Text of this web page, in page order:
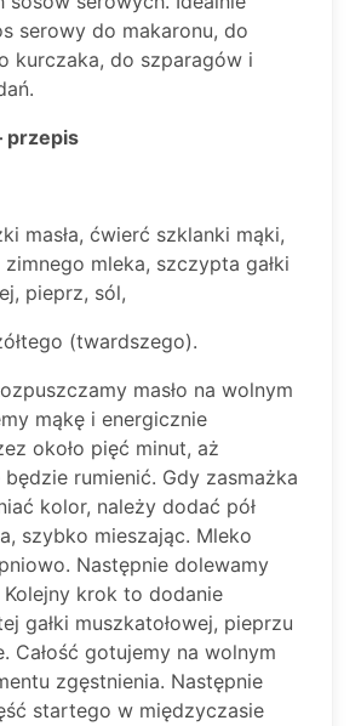
serowy do makaronu, do
kurczaka, do szparagów i
przepis
masła, ćwierć szklanki mąki,
mleka, szczypta gałki
pieprz, sól,
(twardszego).
masło na wolnym
mąkę i energicznie
około pięć minut, aż
będzie rumienić. Gdy zasmażka
kolor, należy dodać pół
szybko mieszając. Mleko
Następnie dolewamy
Kolejny krok to dodanie
gałki muszkatołowej, pieprzu
Całość gotujemy na wolnym
zgęstnienia. Następnie
startego w międzyczasie